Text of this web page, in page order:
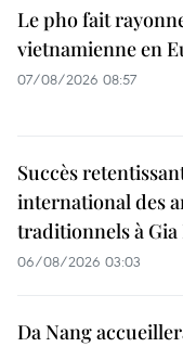
Le pho fait
vietnamienne en
07/08/2026 08:57
Succès
international des
traditionnels à Gia
06/08/2026 03:03
Da Nang